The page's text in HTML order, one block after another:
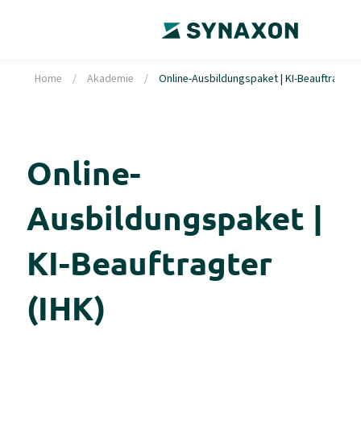
Home / Akademie / Online-Ausbildungspaket | KI-Beauftragter
Online-
Ausbildungspaket |
KI-Beauftragter
(IHK)